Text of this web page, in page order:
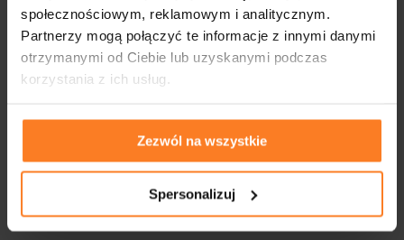
społecznościowym, reklamowym i analitycznym.
Partnerzy mogą połączyć te informacje z innymi danymi
otrzymanymi od Ciebie lub uzyskanymi podczas
korzystania z ich usług.
Zezwól na wszystkie
Spersonalizuj